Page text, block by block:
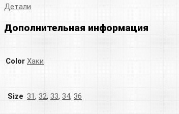
Детали
Дополнительная информация
Color Хаки
Size 31, 32, 33, 34, 36